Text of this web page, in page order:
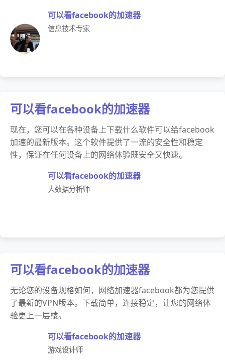
可以看facebook的加速器
信息技术专家
可以看facebook的加速器
现在，您可以在各种设备上下载什么软件可以给facebook
加速的最新版本。这个软件提供了一流的安全性和稳定
性，保证在任何设备上的网络体验既安全又快速。
可以看facebook的加速器
大数据分析师
可以看facebook的加速器
无论您的设备规格如何，网络加速器facebook都为您提供
了最新的VPN版本。下载简单，连接稳定，让您的网络体
验更上一层楼。
可以看facebook的加速器
游戏设计师